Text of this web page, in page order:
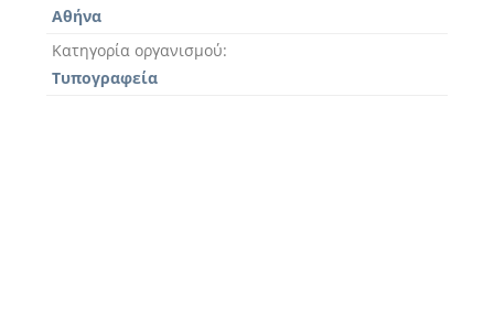
Αθήνα
Κατηγορία οργανισμού
Τυπογραφεία